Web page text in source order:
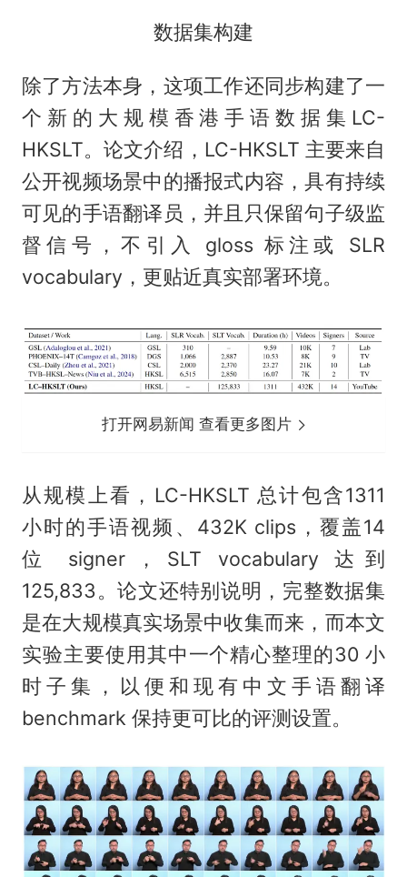
数据集构建
除了方法本身，这项工作还同步构建了一
个新的大规模香港手语数据集LC-
HKSLT。论文介绍，LC-HKSLT 主要来自
公开视频场景中的播报式内容，具有持续
可见的手语翻译员，并且只保留句子级监
督信号，不引入 gloss 标注或 SLR
vocabulary，更贴近真实部署环境。
打开网易新闻 查看更多图片
从规模上看，LC-HKSLT 总计包含1311
小时的手语视频、432K clips，覆盖14
位 signer，SLT vocabulary 达到
125,833。论文还特别说明，完整数据集
是在大规模真实场景中收集而来，而本文
实验主要使用其中一个精心整理的30 小
时子集，以便和现有中文手语翻译
benchmark 保持更可比的评测设置。